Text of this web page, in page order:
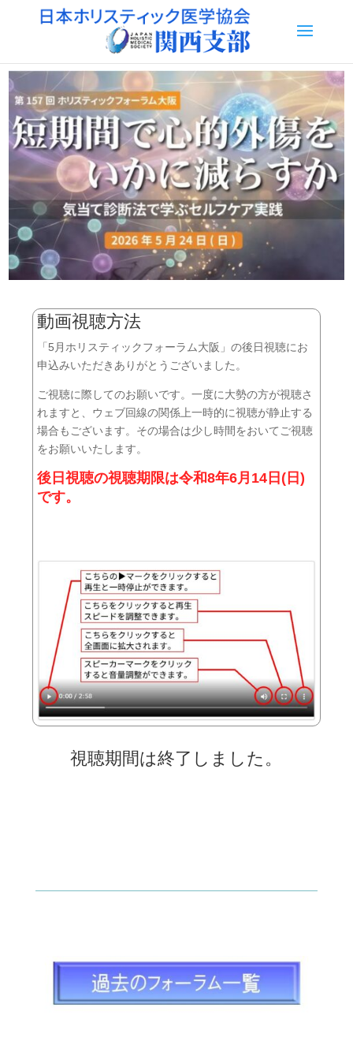
動画視聴方法
「5月ホリスティックフォーラム大阪」の後日視聴にお
申込みいただきありがとうございました。
ご視聴に際してのお願いです。一度に大勢の方が視聴さ
れますと、ウェブ回線の関係上一時的に視聴が静止する
場合もございます。その場合は少し時間をおいてご視聴
をお願いいたします。
後日視聴の視聴期限は令和8年6月14日(日)
です。
視聴期間は終了しました。